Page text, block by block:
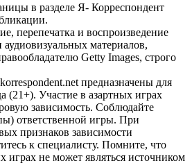
в разделе Я- Корреспондент
перепечатка и воспроизведение
материалов,
Getty Images, строго
предназначены для
(21+). Участие в азартных играх
зависимость. Соблюдайте
ответственной игры. При
признаков зависимости
к специалисту. Помните, что
играх не может являться источником